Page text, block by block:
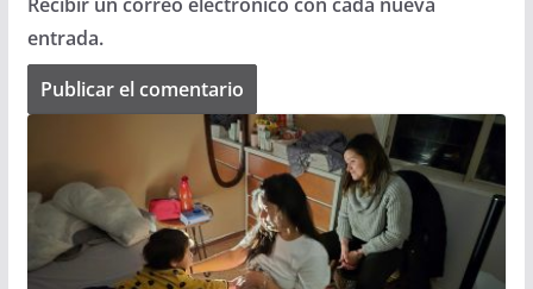
entrada.